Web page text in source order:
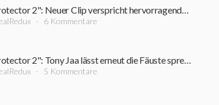
"The Protector 2": Neuer Clip verspricht hervorragende Martial-Arts-Action
6 Kommentare
"The Protector 2": Tony Jaa lässt erneut die Fäuste sprechen
5 Kommentare